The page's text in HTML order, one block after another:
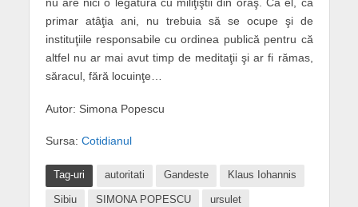
primar atâţia ani, nu trebuia să se ocupe şi de
instituţiile responsabile cu ordinea publică pentru că
altfel nu ar mai avut timp de meditaţii şi ar fi rămas,
săracul, fără locuinţe…
Autor: Simona Popescu
Sursa: Cotidianul
Tag-uri autoritati Gandeste Klaus Iohannis
Sibiu SIMONA POPESCU ursulet